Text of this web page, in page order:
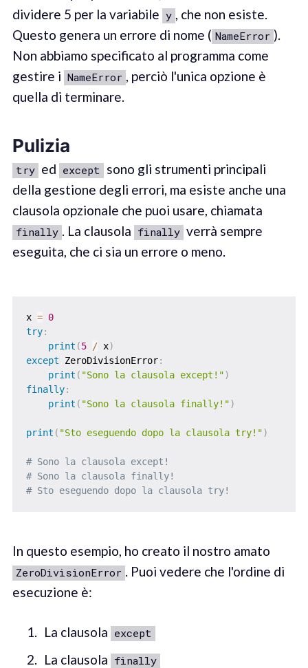
dividere 5 per la variabile y , che non esiste.
Questo genera un errore di nome ( NameError ).
Non abbiamo specificato al programma come
gestire i NameError , perciò l'unica opzione è
quella di terminare.
Pulizia
try ed except sono gli strumenti principali
della gestione degli errori, ma esiste anche una
clausola opzionale che puoi usare, chiamata
finally . La clausola finally verrà sempre
eseguita, che ci sia un errore o meno.
x = 0
try:
print (5 / x)
except ZeroDivisionError:
print ( "Sono la clausola except!")
finally:
print ( "Sono la clausola finally!")
print ( "Sto eseguendo dopo la clausola try!")
# Sono la clausola except!
# Sono la clausola finally!
# Sto eseguendo dopo la clausola try!
In questo esempio, ho creato il nostro amato
ZeroDivisionError . Puoi vedere che l'ordine di
esecuzione è:
La clausola except
La clausola finally